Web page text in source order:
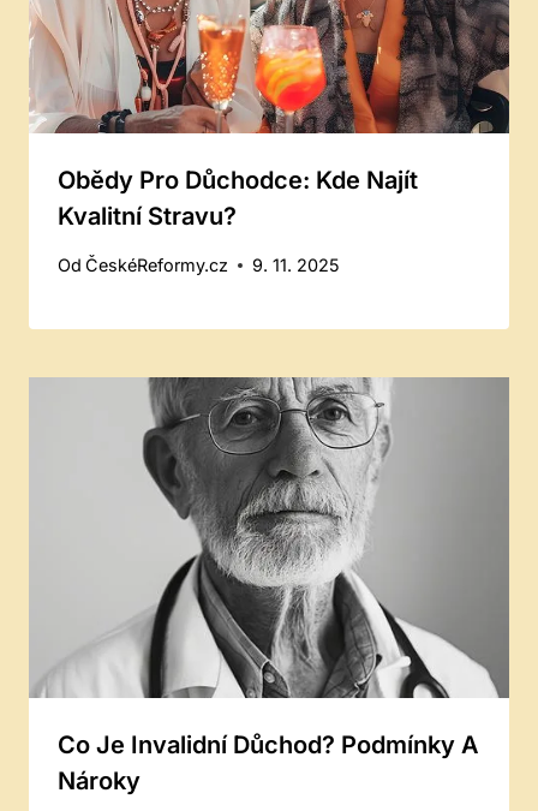
Obědy Pro Důchodce: Kde Najít
Kvalitní Stravu?
Od ČeskéReformy.cz 9. 11. 2025
Co Je Invalidní Důchod? Podmínky A
Nároky